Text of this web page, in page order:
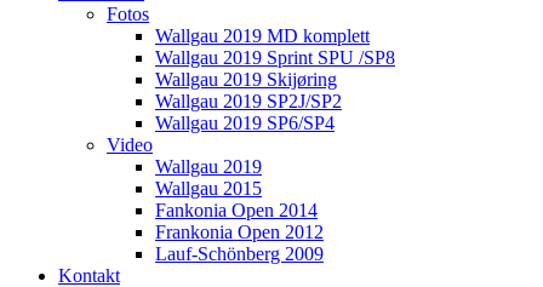
Fotos
Wallgau 2019 MD komplett
Wallgau 2019 Sprint SPU /SP8
Wallgau 2019 Skijøring
Wallgau 2019 SP2J/SP2
Wallgau 2019 SP6/SP4
Video
Wallgau 2019
Wallgau 2015
Fankonia Open 2014
Frankonia Open 2012
Lauf-Schönberg 2009
Kontakt